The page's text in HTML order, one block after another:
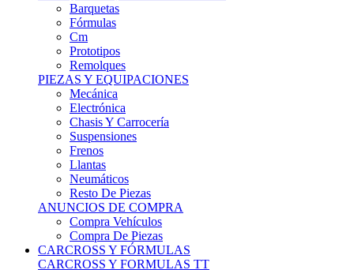
Barquetas
Fórmulas
Cm
Prototipos
Remolques
PIEZAS Y EQUIPACIONES
Mecánica
Electrónica
Chasis Y Carrocería
Suspensiones
Frenos
Llantas
Neumáticos
Resto De Piezas
ANUNCIOS DE COMPRA
Compra Vehículos
Compra De Piezas
CARCROSS Y FÓRMULAS
CARCROSS Y FORMULAS TT